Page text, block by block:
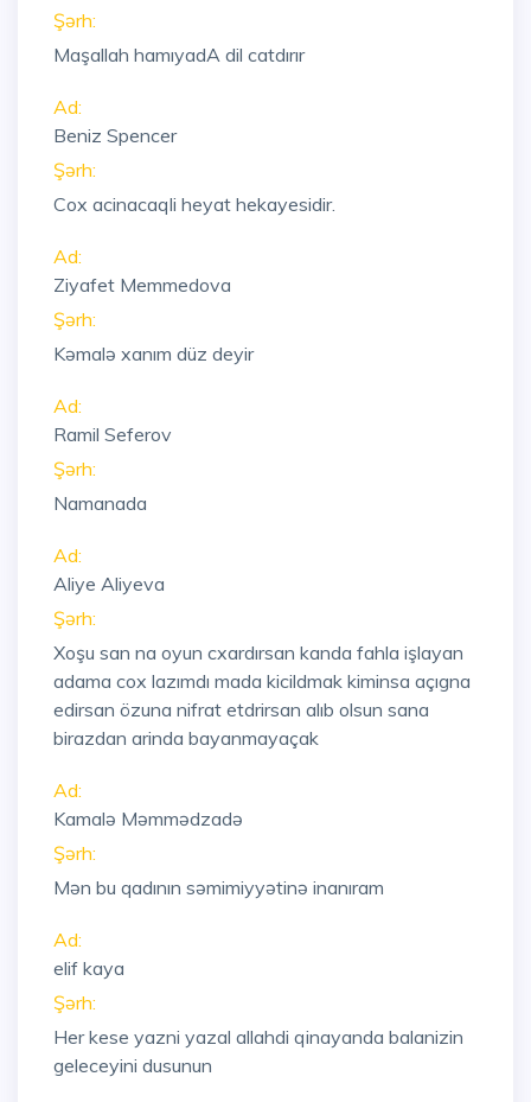
Şərh:
Maşallah hamıyadA dil catdırır
Ad:
Beniz Spencer
Şərh:
Cox acinacaqli heyat hekayesidir.
Ad:
Ziyafet Memmedova
Şərh:
Kəmalə xanım düz deyir
Ad:
Ramil Seferov
Şərh:
Namanada
Ad:
Aliye Aliyeva
Şərh:
Xoşu san na oyun cxardırsan kanda fahla işlayan
adama cox lazımdı mada kicildmak kiminsa açıgna
edirsan özuna nifrat etdrirsan alıb olsun sana
birazdan arinda bayanmayaçak
Ad:
Kamalə Məmmədzadə
Şərh:
Mən bu qadının səmimiyyətinə inanıram
Ad:
elif kaya
Şərh:
Her kese yazni yazal allahdi qinayanda balanizin
geleceyini dusunun